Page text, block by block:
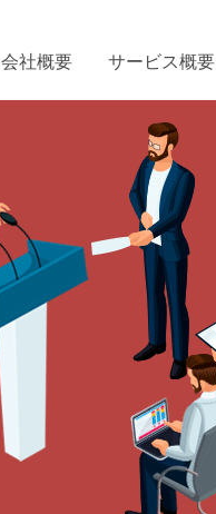
会社概要 サービス概要